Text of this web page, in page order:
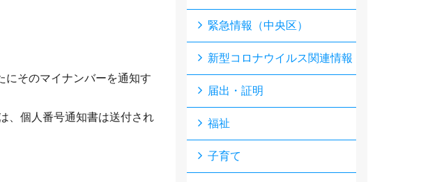
にそのマイナンバーを通知す
、個人番号通知書は送付され
緊急情報（中央区）
新型コロナウイルス関連情報
届出・証明
福祉
子育て